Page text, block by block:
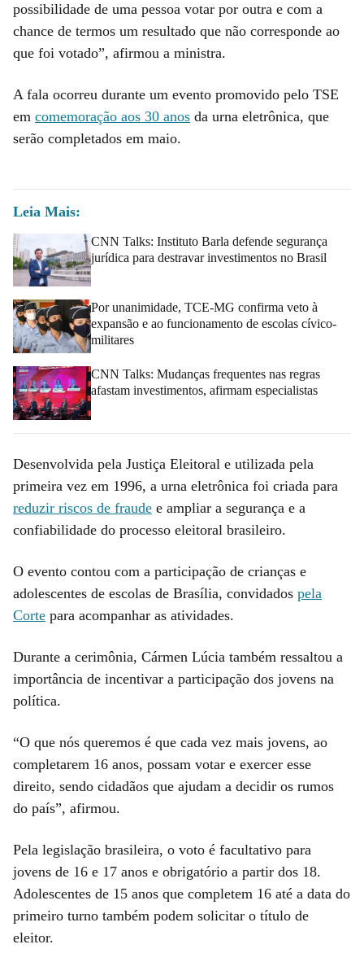
possibilidade de uma pessoa votar por outra e com a
chance de termos um resultado que não corresponde ao
que foi votado”, afirmou a ministra.
A fala ocorreu durante um evento promovido pelo TSE
em comemoração aos 30 anos da urna eletrônica, que
serão completados em maio.
Leia Mais:
CNN Talks: Instituto Barla defende segurança
jurídica para destravar investimentos no Brasil
Por unanimidade, TCE-MG confirma veto à
expansão e ao funcionamento de escolas cívico-
militares
CNN Talks: Mudanças frequentes nas regras
afastam investimentos, afirmam especialistas
Desenvolvida pela Justiça Eleitoral e utilizada pela
primeira vez em 1996, a urna eletrônica foi criada para
reduzir riscos de fraude e ampliar a segurança e a
confiabilidade do processo eleitoral brasileiro.
O evento contou com a participação de crianças e
adolescentes de escolas de Brasília, convidados pela
Corte para acompanhar as atividades.
Durante a cerimônia, Cármen Lúcia também ressaltou a
importância de incentivar a participação dos jovens na
política.
“O que nós queremos é que cada vez mais jovens, ao
completarem 16 anos, possam votar e exercer esse
direito, sendo cidadãos que ajudam a decidir os rumos
do país”, afirmou.
Pela legislação brasileira, o voto é facultativo para
jovens de 16 e 17 anos e obrigatório a partir dos 18.
Adolescentes de 15 anos que completem 16 até a data do
primeiro turno também podem solicitar o título de
eleitor.